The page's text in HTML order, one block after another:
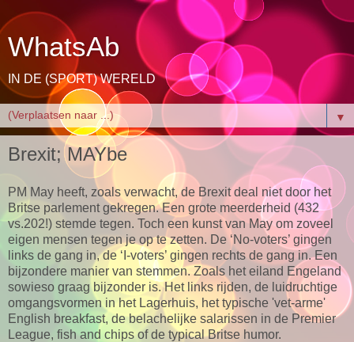
WhatsAb
IN DE (SPORT) WERELD
▼
Brexit; MAYbe
PM May heeft, zoals verwacht, de Brexit deal niet door het
Britse parlement gekregen. Een grote meerderheid (432
vs.202!) stemde tegen. Toch een kunst van May om zoveel
eigen mensen tegen je op te zetten. De ‘No-voters’ gingen
links de gang in, de ‘I-voters’ gingen rechts de gang in. Een
bijzondere manier van stemmen. Zoals het eiland Engeland
sowieso graag bijzonder is. Het links rijden, de luidruchtige
omgangsvormen in het Lagerhuis, het typische 'vet-arme'
English breakfast, de belachelijke salarissen in de Premier
League, fish and chips of de typical Britse humor.